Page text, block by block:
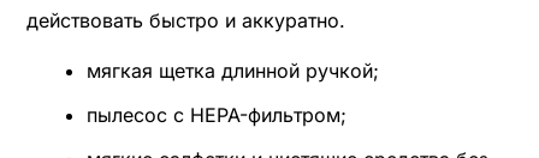
действовать быстро и аккуратно.
мягкая щетка длинной ручкой;
пылесос с HEPA-фильтром;